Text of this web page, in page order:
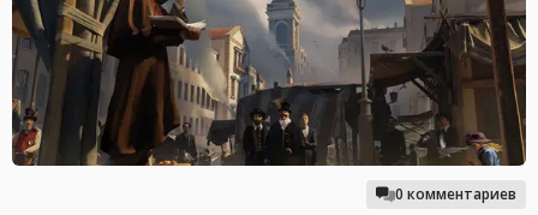
0 комментариев